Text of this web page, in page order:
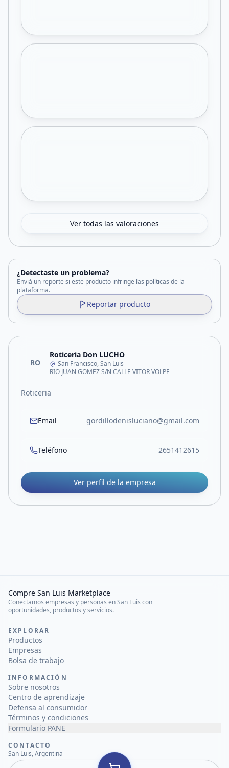
Ver todas las valoraciones
¿Detectaste un problema?
Enviá un reporte si este producto infringe las políticas de la
plataforma.
Reportar producto
RO
Roticeria Don LUCHO
San Francisco, San Luis
RIO JUAN GOMEZ S/N CALLE VITOR VOLPE
Roticeria
Email gordillodenisluciano@gmail.com
Teléfono 2651412615
Ver perfil de la empresa
Compre San Luis Marketplace
Conectamos empresas y personas en San Luis con
oportunidades, productos y servicios.
EXPLORAR
Productos
Empresas
Bolsa de trabajo
INFORMACIÓN
Sobre nosotros
Centro de aprendizaje
Defensa al consumidor
Términos y condiciones
Formulario PANE
CONTACTO
San Luis, Argentina